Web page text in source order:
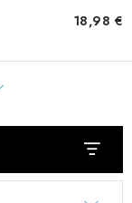
18,98 €